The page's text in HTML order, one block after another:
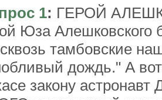
1: ГЕРОЙ
Юза Алешковского
тамбовские
дождь." А
закону